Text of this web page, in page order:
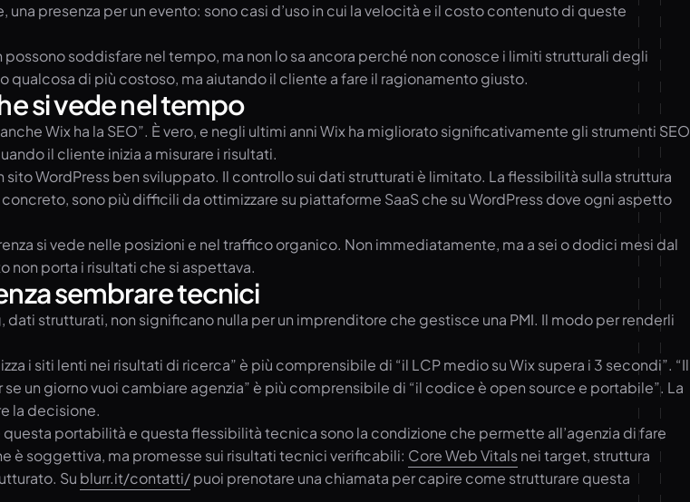
presenza per un evento: sono casi d’uso in cui la velocità e il costo contenuto di queste
soddisfare nel tempo, ma non lo sa ancora perché non conosce i limiti strutturali degli
qualcosa di più costoso, ma aiutando il cliente a fare il ragionamento giusto.
si vede nel tempo
Wix ha la SEO”. È vero, e negli ultimi anni Wix ha migliorato significativamente gli strumenti SEO
il cliente inizia a misurare i risultati.
WordPress ben sviluppato. Il controllo sui dati strutturati è limitato. La flessibilità sulla struttura
sono più difficili da ottimizzare su piattaforme SaaS che su WordPress dove ogni aspetto
si vede nelle posizioni e nel traffico organico. Non immediatamente, ma a sei o dodici mesi dal
non porta i risultati che si aspettava.
sembrare tecnici
strutturati, non significano nulla per un imprenditore che gestisce una PMI. Il modo per renderli
i siti lenti nei risultati di ricerca” è più comprensibile di “il LCP medio su Wix supera i 3 secondi”. “Il
un giorno vuoi cambiare agenzia” è più comprensibile di “il codice è open source e portabile”. La
la decisione.
portabilità e questa flessibilità tecnica sono la condizione che permette all’agenzia di fare
è soggettiva, ma promesse sui risultati tecnici verificabili: Core Web Vitalsnei target, struttura
Su blurr.it/contatti/puoi prenotare una chiamata per capire come strutturare questa